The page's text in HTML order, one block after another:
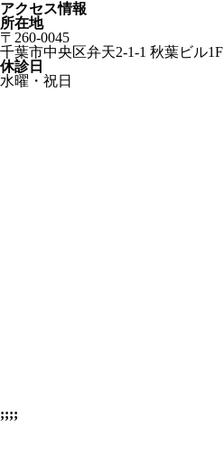
アクセス情報
所在地
〒260-0045
千葉市中央区弁天2-1-1 秋葉ビル1F
休診日
水曜・祝日
;;;;